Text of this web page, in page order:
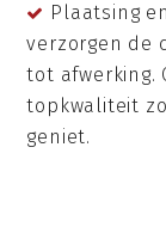
Plaatsing
verzorgen de
tot afwerking.
topkwaliteit
geniet.